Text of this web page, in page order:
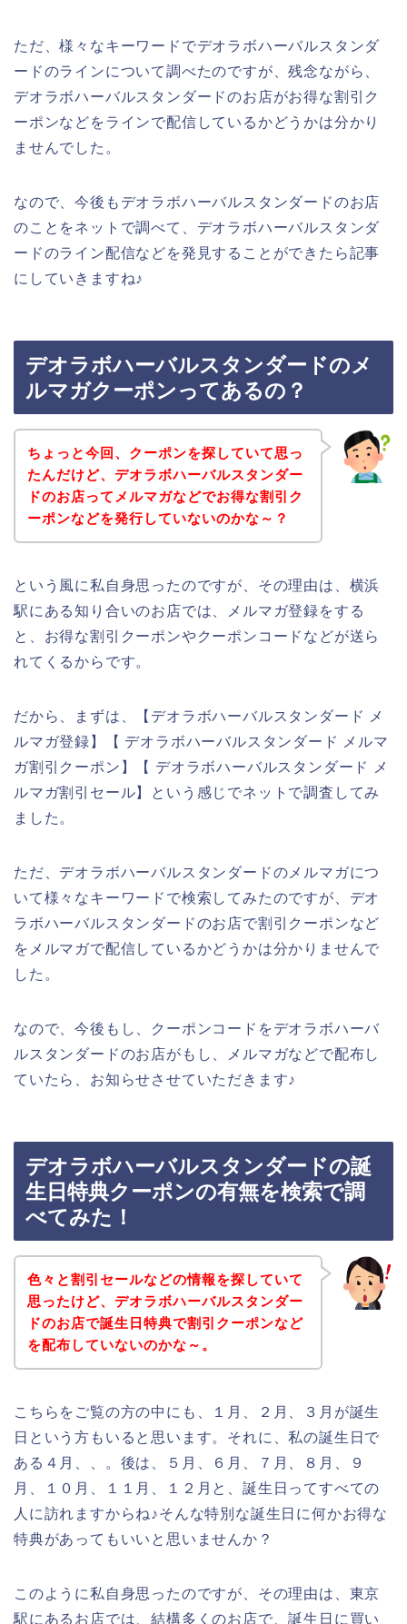
ただ、様々なキーワードでデオラボハーバルスタンダ
ードのラインについて調べたのですが、残念ながら、
デオラボハーバルスタンダードのお店がお得な割引ク
ーポンなどをラインで配信しているかどうかは分かり
ませんでした。
なので、今後もデオラボハーバルスタンダードのお店
のことをネットで調べて、デオラボハーバルスタンダ
ードのライン配信などを発見することができたら記事
にしていきますね♪
デオラボハーバルスタンダードのメ
ルマガクーポンってあるの？
ちょっと今回、クーポンを探していて思っ
たんだけど、デオラボハーバルスタンダー
ドのお店ってメルマガなどでお得な割引ク
ーポンなどを発行していないのかな～？
という風に私自身思ったのですが、その理由は、横浜
駅にある知り合いのお店では、メルマガ登録をする
と、お得な割引クーポンやクーポンコードなどが送ら
れてくるからです。
だから、まずは、【デオラボハーバルスタンダード メ
ルマガ登録】【 デオラボハーバルスタンダード メルマ
ガ割引クーポン】【 デオラボハーバルスタンダード メ
ルマガ割引セール】という感じでネットで調査してみ
ました。
ただ、デオラボハーバルスタンダードのメルマガにつ
いて様々なキーワードで検索してみたのですが、デオ
ラボハーバルスタンダードのお店で割引クーポンなど
をメルマガで配信しているかどうかは分かりませんで
した。
なので、今後もし、クーポンコードをデオラボハーバ
ルスタンダードのお店がもし、メルマガなどで配布し
ていたら、お知らせさせていただきます♪
デオラボハーバルスタンダードの誕
生日特典クーポンの有無を検索で調
べてみた！
色々と割引セールなどの情報を探していて
思ったけど、デオラボハーバルスタンダー
ドのお店で誕生日特典で割引クーポンなど
を配布していないのかな～。
こちらをご覧の方の中にも、１月、２月、３月が誕生
日という方もいると思います。それに、私の誕生日で
ある４月、、。後は、５月、６月、７月、８月、９
月、１０月、１１月、１２月と、誕生日ってすべての
人に訪れますからね♪そんな特別な誕生日に何かお得な
特典があってもいいと思いませんか？
このように私自身思ったのですが、その理由は、東京
駅にあるお店では、結構多くのお店で、誕生日に買い